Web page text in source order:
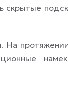
На